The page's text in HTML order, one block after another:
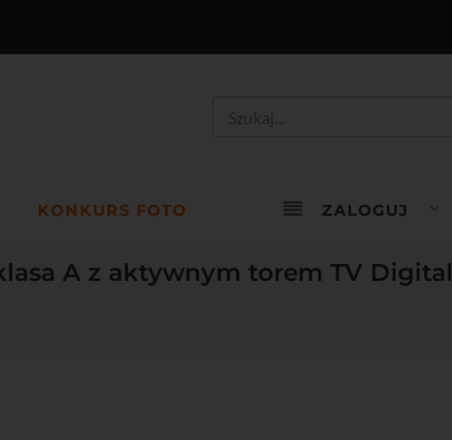
KONKURS FOTO ZALOGUJ
A z aktywnym torem TV Digital